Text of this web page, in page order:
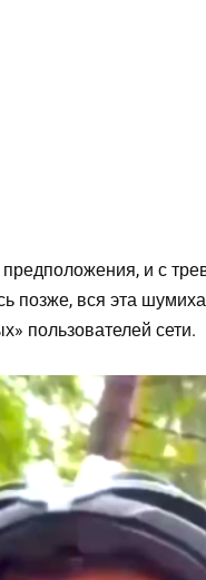
и с
позже, вся эта
пользователей сети.